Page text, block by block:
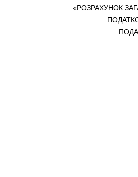
«РОЗРАХУНОК